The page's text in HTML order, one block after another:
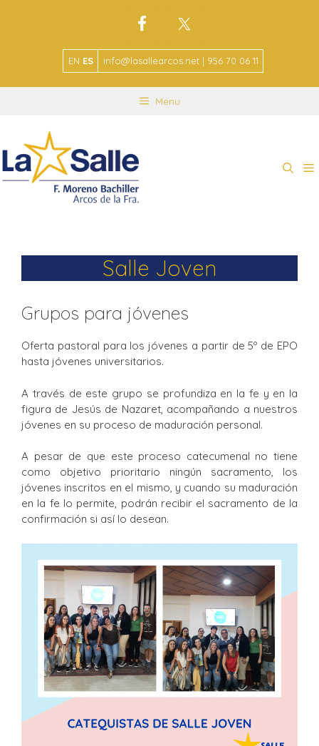
EN ES info@lasallearcos.net | 956 70 06 11
Menu
Salle Joven
Grupos para jóvenes
Oferta pastoral para los jóvenes a partir de 5º de EPO
hasta jóvenes universitarios.
A través de este grupo se profundiza en la fe y en la
figura de Jesús de Nazaret, acompañando a nuestros
jóvenes en su proceso de maduración personal.
A pesar de que este proceso catecumenal no tiene
como objetivo prioritario ningún sacramento, los
jóvenes inscritos en el mismo, y cuando su maduración
en la fe lo permite, podrán recibir el sacramento de la
confirmación si así lo desean.